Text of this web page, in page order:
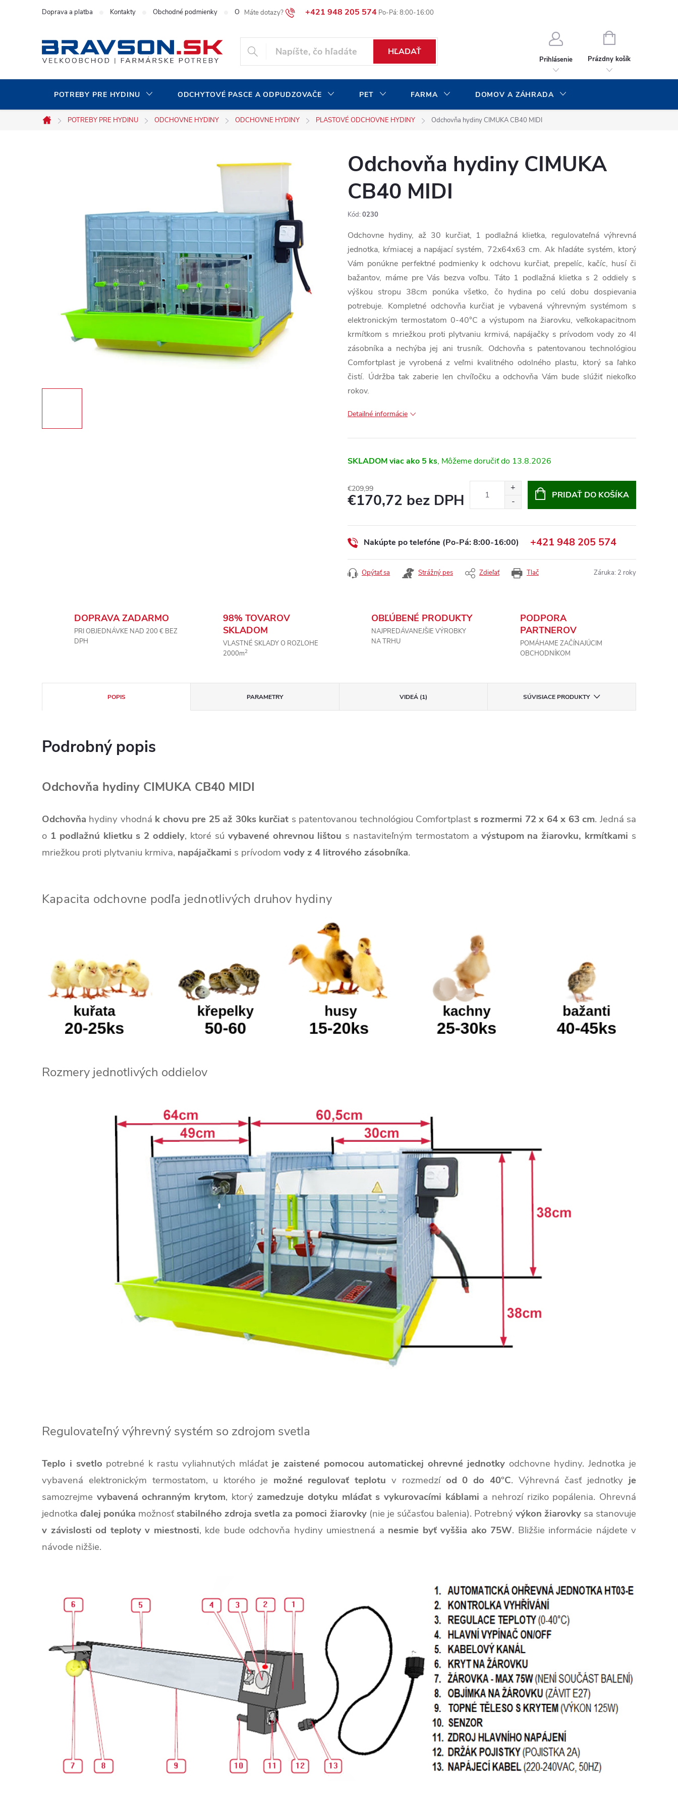
+421 948 205 574
Doprava a platba Kontakty Obchodné podmienky O našej spoločnosti Blog Moja objednávka
HĽADAŤ
Prihlásenie
NÁKUPNÝ
Prázdny košík
POTREBY PRE HYDINU ODCHYTOVÉ PASCE A ODPUDZOVAČE PET FARMA DOMOV A ZÁHRADA
Domov
POTREBY PRE HYDINU ODCHOVNE HYDINY ODCHOVNE HYDINY PLASTOVÉ ODCHOVNE HYDINY Odchovňa hydiny CIMUKA CB40 MIDI
Odchovňa hydiny CIMUKA
CB40 MIDI
Kód: 0230
Odchovne hydiny, až 30 kurčiat, 1 podlažná klietka, regulovateľná výhrevná
jednotka, kŕmiacej a napájací systém, 72x64x63 cm. Ak hľadáte systém, ktorý
Vám ponúkne perfektné podmienky k odchovu kurčiat, prepelíc, ​​kačíc, husí či
bažantov, máme pre Vás bezva voľbu. Táto 1 podlažná klietka s 2 oddiely s
výškou stropu 38cm ponúka všetko, čo hydina po celú dobu dospievania
potrebuje. Kompletné odchovňa kurčiat je vybavená výhrevným systémom s
elektronickým termostatom 0-40°C a výstupom na žiarovku, veľkokapacitnom
krmítkom s mriežkou proti plytvaniu krmivá, napájačky s prívodom vody zo 4l
zásobníka a nechýba jej ani trusník. Odchovňa s patentovanou technológiou
Comfortplast je vyrobená z veľmi kvalitného odolného plastu, ktorý sa ľahko
čistí. Údržba tak zaberie len chvíľočku a odchovňa Vám bude slúžiť niekoľko
rokov.
Detailné informácie
SKLADOMviac ako 5 ks 13.8.2026
€209,99
€170,72 bez DPH
cena:
PRIDAŤ DO KOŠÍKA
Nakúpte po telefóne (Po-Pá: 8:00-16:00) +421 948 205 574
Tlač
Opýtať sa Strážný pes Zdieľať Záruka: 2 roky
DOPRAVA ZADARMO
PRI OBJEDNÁVKE NAD 200 € BEZ
DPH
98% TOVAROV
SKLADOM
VLASTNÉ SKLADY O ROZLOHE
2000m2
OBĽÚBENÉ PRODUKTY
NAJPREDÁVANEJŠIE VÝROBKY
NA TRHU
PODPORA
PARTNEROV
POMÁHAME ZAČÍNAJÚCIM
OBCHODNÍKOM
POPIS PARAMETRY VIDEÁ (1) SÚVISIACE PRODUKTY
Podrobný popis
Odchovňa hydiny CIMUKA CB40 MIDI
Odchovňa hydiny vhodná k chovu pre 25 až 30ks kurčiat s patentovanou technológiou Comfortplasts rozmermi 72 x 64 x 63 cm. Jedná sa
o 1 podlažnú klietku s 2 oddiely, ktoré sú vybavené ohrevnou lištou s nastaviteľným termostatom a výstupom na žiarovku, krmítkami s
mriežkou proti plytvaniu krmiva, napájačkami s prívodom vody z 4 litrového zásobníka.
Kapacita odchovne podľa jednotlivých druhov hydiny
Rozmery jednotlivých oddielov
Regulovateľný výhrevný systém so zdrojom svetla
Teplo i svetlo potrebné k rastu vyliahnutých mláďatje zaistené pomocou automatickej ohrevné jednotkyodchovne hydiny. Jednotka je
vybavená elektronickým termostatom, u ktorého je možné regulovať teplotu v rozmedzí od 0 do 40°C. Výhrevná časť jednotkyje
samozrejme vybavená ochranným krytom, ktorý zamedzuje dotyku mláďat s vykurovacími káblami a nehrozí riziko popálenia. Ohrevná
jednotkaďalej ponúka možnosťstabilného zdroja svetla za pomoci žiarovky(nie je súčasťou balenia). Potrebnývýkon žiarovkysa stanovuje
v závislosti od teploty v miestnosti, kde bude odchovňa hydiny umiestnená a nesmie byť vyššia ako 75W. Bližšie informácie nájdete v
návode nižšie.